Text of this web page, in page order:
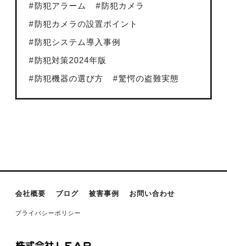
防犯アラーム 防犯カメラ
防犯カメラの設置ポイント
防犯システム導入事例
防犯対策2024年版
防犯機器の選び方 驚愕の盗難実態
会社概要 ブログ 被害事例 お問い合わせ
プライバシーポリシー